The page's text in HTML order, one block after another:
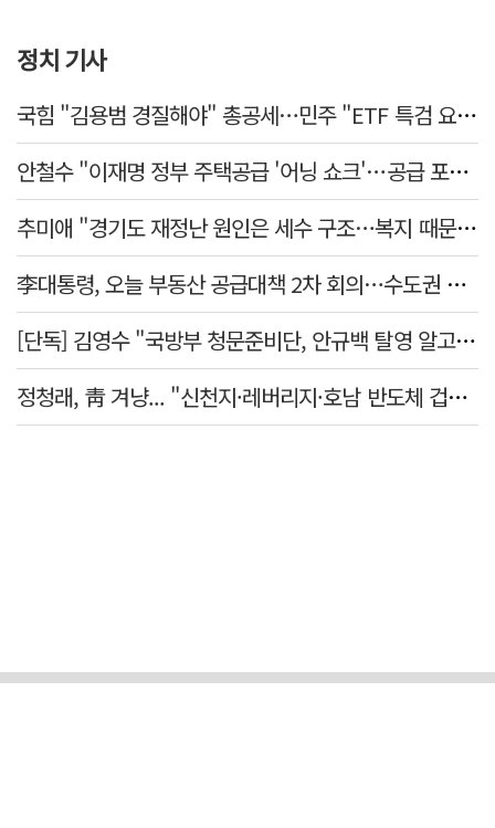
정치 기사
국힘 "김용범 경질해야" 총공세…민주 "ETF 특검 요구는 마타도어"
안철수 "이재명 정부 주택공급 '어닝 쇼크'…공급 포기한 대통령"
추미애 "경기도 재정난 원인은 세수 구조…복지 때문 아냐"
李대통령, 오늘 부동산 공급대책 2차 회의…수도권 공급안 논의
[단독] 김영수 "국방부 청문준비단, 안규백 탈영 알고있었다"
정청래, 靑 겨냥... "신천지·레버리지·호남 반도체 겁박 사과하라"